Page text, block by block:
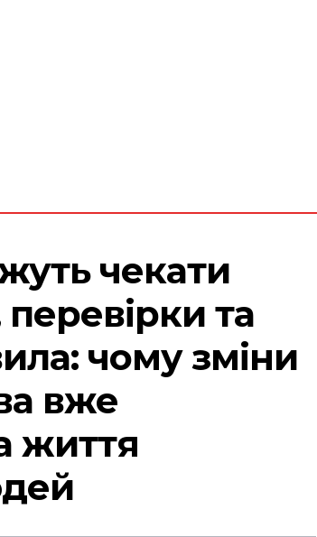
чекати
та
чому зміни
вже
життя